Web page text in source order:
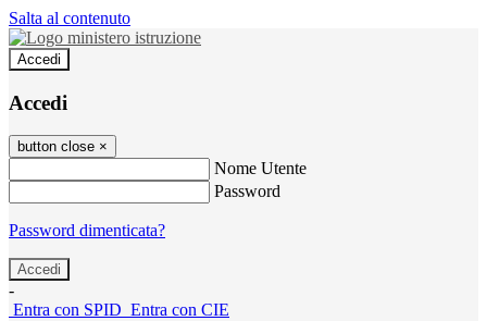
Salta al contenuto
Accedi
Accedi
button close ×
Nome Utente
Password
Password dimenticata?
-
Entra con SPID Entra con CIE